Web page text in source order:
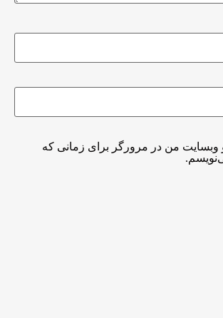
و وبسایت من در مرورگر برای زمانی که